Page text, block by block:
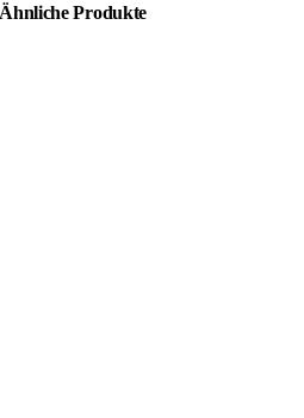
Ähnliche Produkte